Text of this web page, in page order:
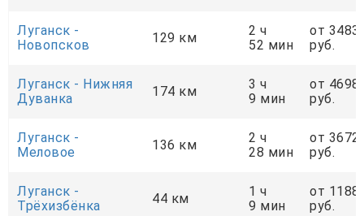
Луганск -
Новопсков
129 км
2 ч
52 мин
от 3483
руб.
Луганск - Нижняя
Дуванка
174 км
3 ч
9 мин
от 4698
руб.
Луганск -
Меловое
136 км
2 ч
28 мин
от 3672
руб.
Луганск -
Трёхизбёнка
44 км
1 ч
9 мин
от 1188
руб.